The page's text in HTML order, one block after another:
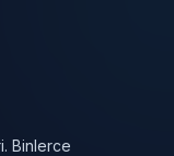
Binlerce